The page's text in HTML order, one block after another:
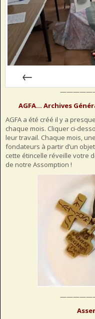
AGFA… Archives
AGFA a été créé il y a
chaque mois. Cliquer ci-
leur travail. Chaque mois,
fondateurs à partir d’un
cette étincelle réveille votre
de notre Assomption !